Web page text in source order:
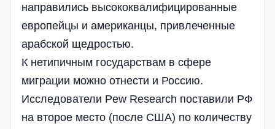
направились высококвалифицированные
европейцы и американцы, привлеченные
арабской щедростью.
К нетипичным государствам в сфере
миграции можно отнести и Россию.
Исследователи Pew Research поставили РФ
на второе место (после США) по количеству